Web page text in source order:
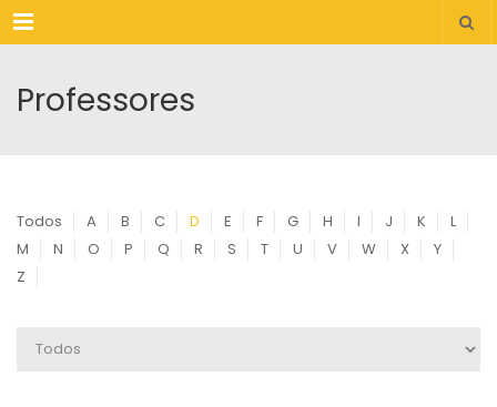
Menu
Professores
Todos A B C D E F G H I J K
L
M
N O P Q R S T U V W X
Y
Z